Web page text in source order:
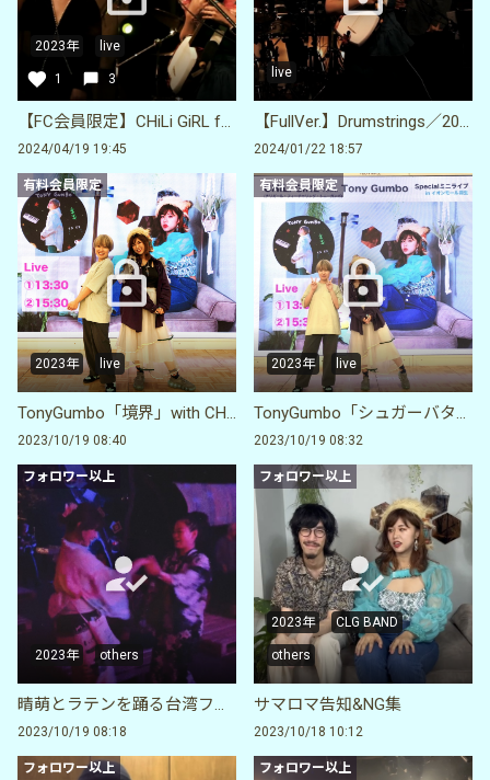
2023年 live
1 3
【FC会員限定】CHiLi GiRL feat. TonyGumbo「One Q」2024.10.9
2024/04/19 19:45
live
【FullVer.】Drumstrings／2023.10.9 三軒茶屋grapefruit moon
2024/01/22 18:57
有料会員限定
2023年 live
TonyGumbo「境界」with CHiLi GiRL@2023.9.9 イオンモール羽生
2023/10/19 08:40
有料会員限定
2023年 live
TonyGumbo「シュガーバター」with CHiLi GiRL @2023.9.9イオンモール羽生
2023/10/19 08:32
フォロワー以上
2023年 others
晴萌とラテンを踊る台湾フェス
2023/10/19 08:18
フォロワー以上
2023年 CLG BAND
others
サマロマ告知&NG集
2023/10/18 10:12
フォロワー以上 フォロワー以上